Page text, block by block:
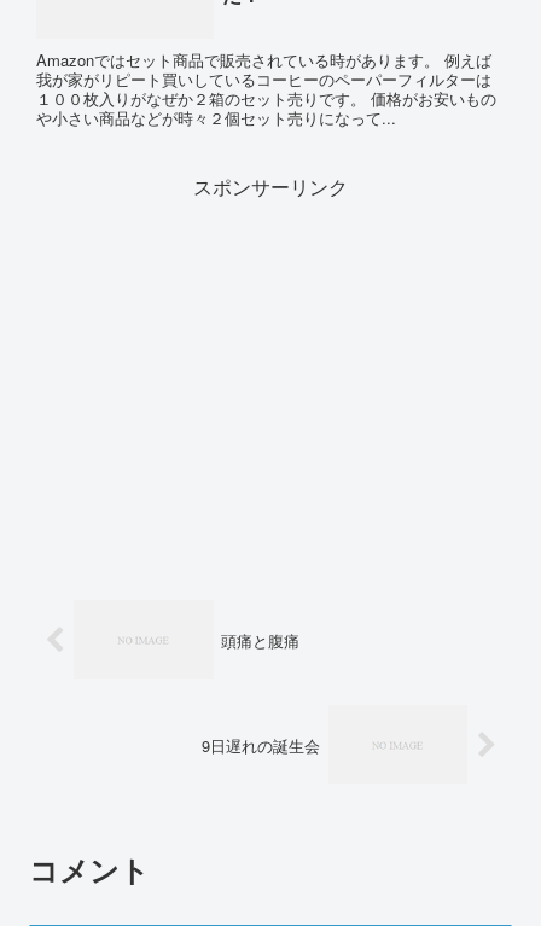
Amazonではセット商品で販売されている時があります。 例えば
我が家がリピート買いしているコーヒーのペーパーフィルターは
１００枚入りがなぜか２箱のセット売りです。 価格がお安いもの
や小さい商品などが時々２個セット売りになって...
スポンサーリンク
頭痛と腹痛
9日遅れの誕生会
コメント